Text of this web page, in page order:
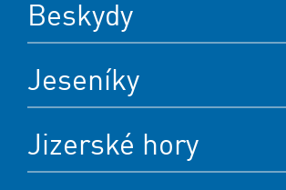
Beskydy
Jeseníky
Jizerské hory